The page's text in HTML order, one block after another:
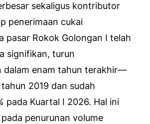
sekaligus kontributor
penerimaan cukai
pasar Rokok Golongan I telah
signifikan, turun
dalam enam tahun terakhir—
2019 dan sudah
pada Kuartal I 2026. Hal ini
penurunan volume